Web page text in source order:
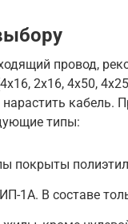
провод,
2х16, 4х50,
кабель.
типы:
покрыты
1А. В составе